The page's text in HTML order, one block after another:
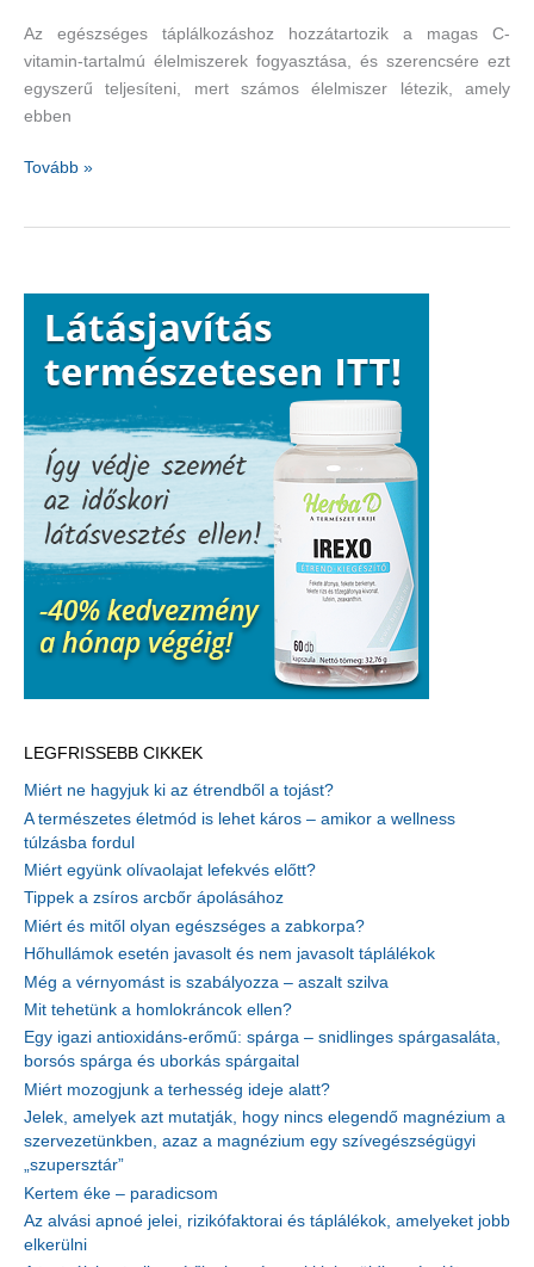
Az egészséges táplálkozáshoz hozzátartozik a magas C-
vitamin-tartalmú élelmiszerek fogyasztása, és szerencsére ezt
egyszerű teljesíteni, mert számos élelmiszer létezik, amely
ebben
Magas
Tovább »
LEGFRISSEBB CIKKEK
Miért ne hagyjuk ki az étrendből a tojást?
A természetes életmód is lehet káros – amikor a wellness
túlzásba fordul
Miért együnk olívaolajat lefekvés előtt?
Tippek a zsíros arcbőr ápolásához
Miért és mitől olyan egészséges a zabkorpa?
Hőhullámok esetén javasolt és nem javasolt táplálékok
Még a vérnyomást is szabályozza – aszalt szilva
Mit tehetünk a homlokráncok ellen?
Egy igazi antioxidáns-erőmű: spárga – snidlinges spárgasaláta,
borsós spárga és uborkás spárgaital
Miért mozogjunk a terhesség ideje alatt?
Jelek, amelyek azt mutatják, hogy nincs elegendő magnézium a
szervezetünkben, azaz a magnézium egy szívegészségügyi
„szupersztár”
Kertem éke – paradicsom
Az alvási apnoé jelei, rizikófaktorai és táplálékok, amelyeket jobb
elkerülni